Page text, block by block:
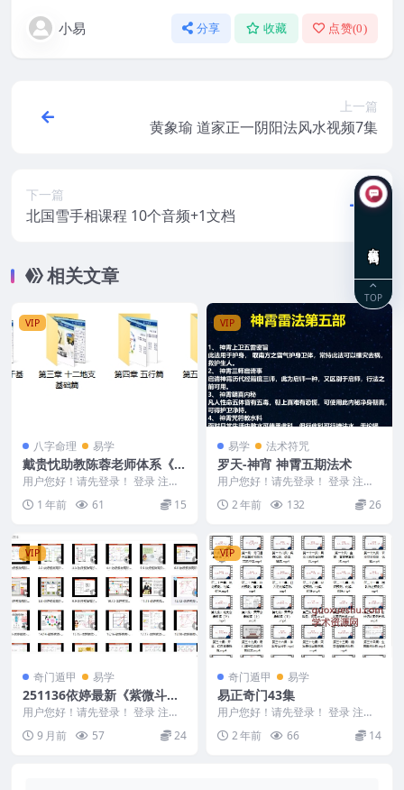
小易 分享 收藏 点赞(0)
上一篇
黄象瑜 道家正一阴阳法风水视频7集
下一篇
北国雪手相课程 10个音频+1文档
相关文章
VIP
八字命理 易学
戴贵忱助教陈蓉老师体系《四
柱八字》初级完整版视频Y
用户您好！请先登录！ 登录 注册
戴贵忱助教陈蓉老师体系《四柱八
字》初级完整版视...
1 年前 61 15
VIP
易学 法术符咒
罗天-神宵 神霄五期法术
用户您好！请先登录！ 登录 注册
2406249 罗天-神宵五期法术神霄
雷法第五...
2 年前 132 26
VIP
奇门遁甲 易学
251136依婷最新《紫微斗数
系统班》教学视频45集Y
用户您好！请先登录！ 登录 注册
依婷最新《紫微斗数系统班》教学
视频45集Y 2...
9 月前 57 24
VIP
奇门遁甲 易学
易正奇门43集
用户您好！请先登录！ 登录 注册
易正奇门43集 240816 第八集：地
支意象...
2 年前 66 14
TOP